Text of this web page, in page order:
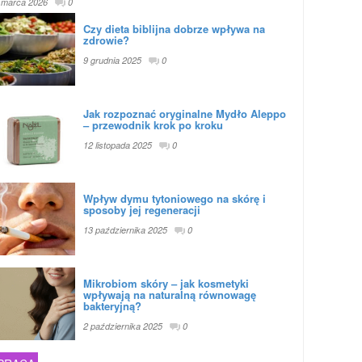
Czy dieta biblijna dobrze wpływa na
zdrowie?
9 grudnia 2025 0
Jak rozpoznać oryginalne Mydło Aleppo
– przewodnik krok po kroku
12 listopada 2025 0
Wpływ dymu tytoniowego na skórę i
sposoby jej regeneracji
13 października 2025 0
Mikrobiom skóry – jak kosmetyki
wpływają na naturalną równowagę
bakteryjną?
2 października 2025 0